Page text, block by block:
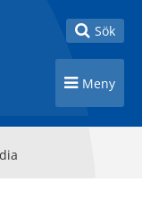
Toggle
Sök
Toggle
Meny